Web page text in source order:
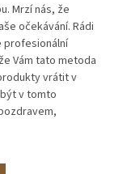
Mrzí nás, že
očekávání. Rádi
profesionální
Vám tato metoda
vrátit v
v tomto